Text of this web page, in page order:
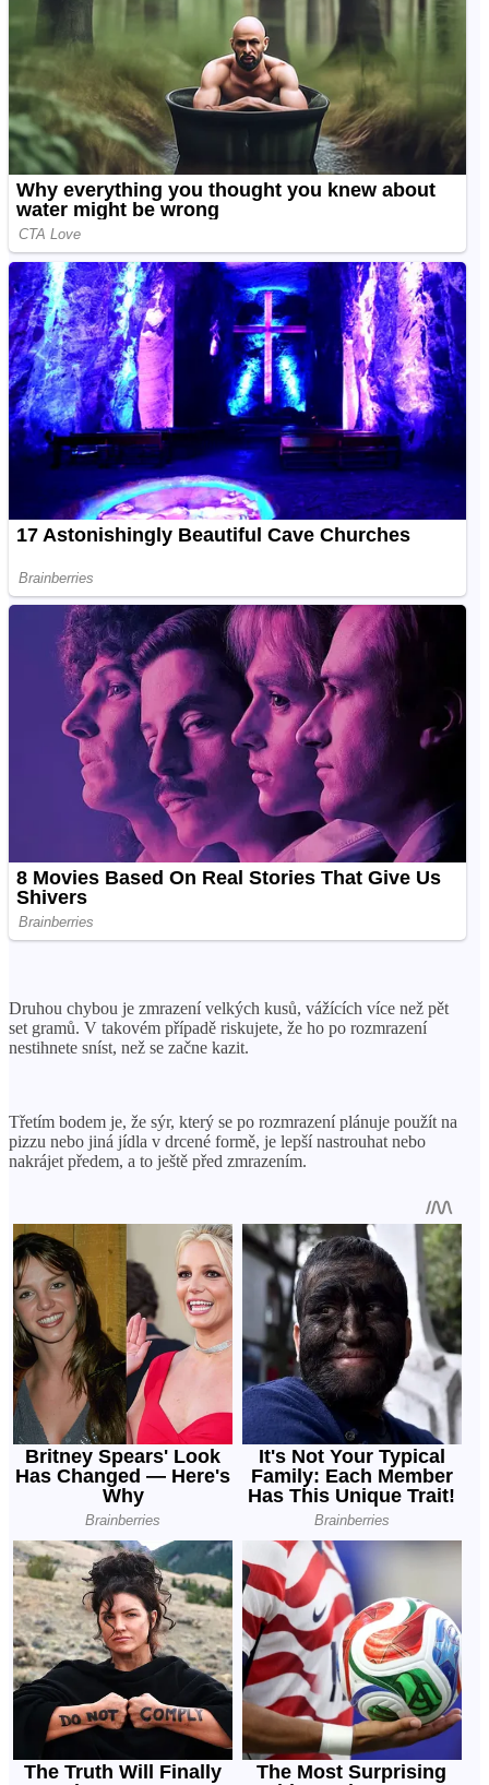
Druhou chybou je zmrazení velkých kusů, vážících více než pět
set gramů. V takovém případě riskujete, že ho po rozmrazení
nestihnete sníst, než se začne kazit.
Třetím bodem je, že sýr, který se po rozmrazení plánuje použít na
pizzu nebo jiná jídla v drcené formě, je lepší nastrouhat nebo
nakrájet předem, a to ještě před zmrazením.